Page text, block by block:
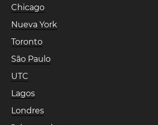
Chicago
Nueva York
Toronto
São Paulo
UTC
Lagos
Londres